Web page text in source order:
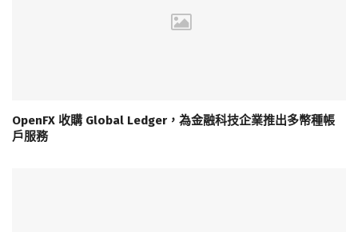
OpenFX 收購 Global Ledger，為金融科技企業推出多幣種帳
戶服務